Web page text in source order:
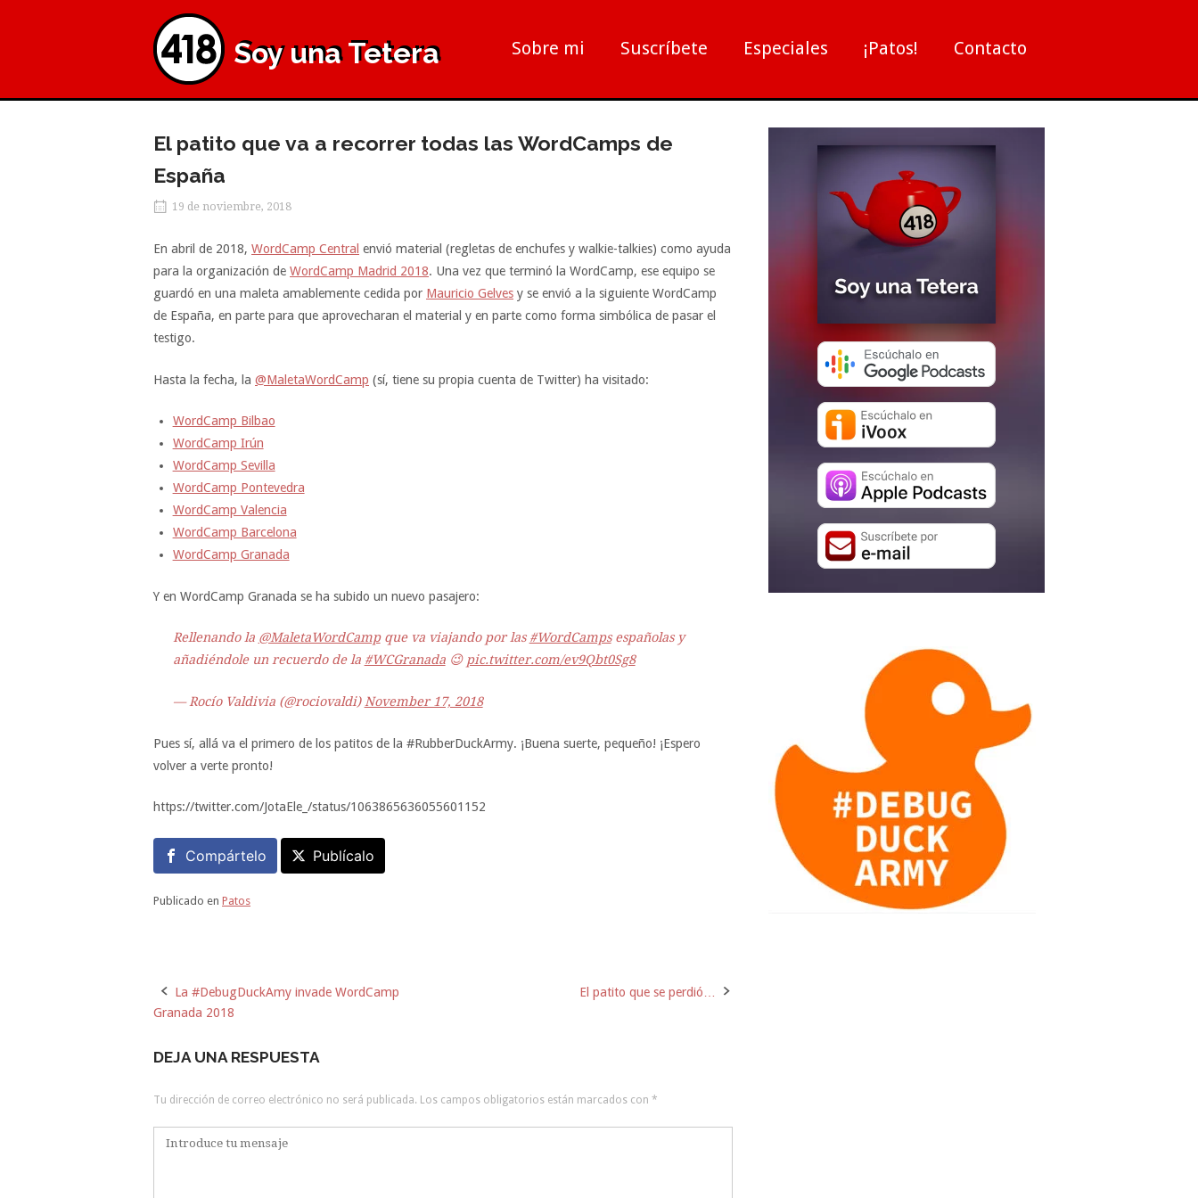
Inicio
Soy una Tetera Sobre mi Suscríbete Especiales ¡Patos! Contacto
El patito que va a recorrer todas las WordCamps de
España
19 de noviembre, 2018
En abril de 2018, WordCamp Central envió material (regletas de enchufes y walkie-talkies) como ayuda
para la organización de WordCamp Madrid 2018. Una vez que terminó la WordCamp, ese equipo se
guardó en una maleta amablemente cedida por Mauricio Gelves y se envió a la siguiente WordCamp
de España, en parte para que aprovecharan el material y en parte como forma simbólica de pasar el
testigo.
Hasta la fecha, la @MaletaWordCamp (sí, tiene su propia cuenta de Twitter) ha visitado:
WordCamp Bilbao
WordCamp Irún
WordCamp Sevilla
WordCamp Pontevedra
WordCamp Valencia
WordCamp Barcelona
WordCamp Granada
Y en WordCamp Granada se ha subido un nuevo pasajero:
Rellenando la @MaletaWordCampque va viajando por las #WordCampsespañolas y
añadiéndole un recuerdo de la #WCGranada😉 pic.twitter.com/ev9Qbt0Sg8
— Rocío Valdivia (@rociovaldi) November 17, 2018
Pues sí, allá va el primero de los patitos de la #RubberDuckArmy. ¡Buena suerte, pequeño! ¡Espero
volver a verte pronto!
https://twitter.com/JotaEle_/status/1063865636055601152
Compártelo Publícalo
Publicado en Patos
Navegación
la
entrada
La #DebugDuckAmy invade WordCamp
Granada 2018
El patito que se perdió…
DEJA UNA RESPUESTA
Tu dirección de correo electrónico no será publicada. Los campos obligatorios están marcados con *
Comentario